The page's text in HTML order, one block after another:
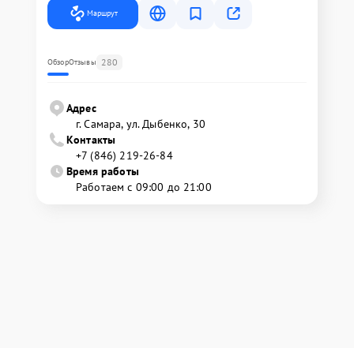
Маршрут
ОбзорОтзывы 280
Адрес
г. Самара, ул. Дыбенко, 30
Контакты
+7 (846) 219-26-84
Время работы
Работаем с 09:00 до 21:00